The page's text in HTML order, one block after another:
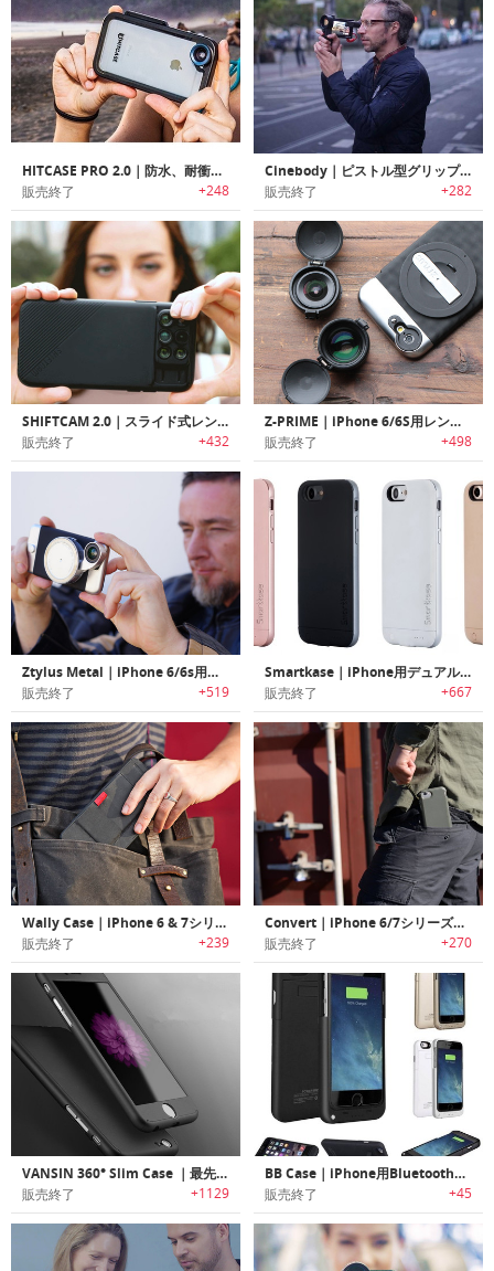
HITCASE PRO 2.0｜防水、耐衝撃、クイックマウント、交換式レンズ付iPhone6s/7用耐衝撃、防水ケース「ヒットケースプロ2.0」
販売終了 +248
Cinebody｜ピストル型グリップでシネマチック撮影可能なiPhone6/6s用スマートケース 「シネボディ」
販売終了 +282
SHIFTCAM 2.0｜スライド式レンズ搭載iPhone 7/8/X用ケース「シフトカム2.0」
販売終了 +432
Z-PRIME｜iPhone 6/6S用レンズキット「ゼットプライム」
販売終了 +498
Ztylus Metal｜iPhone 6/6s用リボルバー式レンズアタッチメント搭載ケース
販売終了 +519
Smartkase｜iPhone用デュアルSIM/メモリーカードスロット搭載ケース「スマートケース」
販売終了 +667
Wally Case｜iPhone 6 & 7シリーズ用ウォレット機能付きケース「ウォリーケース」
販売終了 +239
Convert｜iPhone 6/7シリーズ用耐久性、柔軟性に優れた95パラコートストラップ付きケース
販売終了 +270
VANSIN 360° Slim Case ｜最先端CNCテクノロジーを使用したiPhone 6/ 7シリーズ用スリムケース
販売終了 +1129
BB Case｜iPhone用Bluetoothイヤホン内蔵バッテリーケース「BBケース」
販売終了 +45